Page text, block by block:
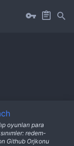
oyunları para
redem-
Github Orjkonu